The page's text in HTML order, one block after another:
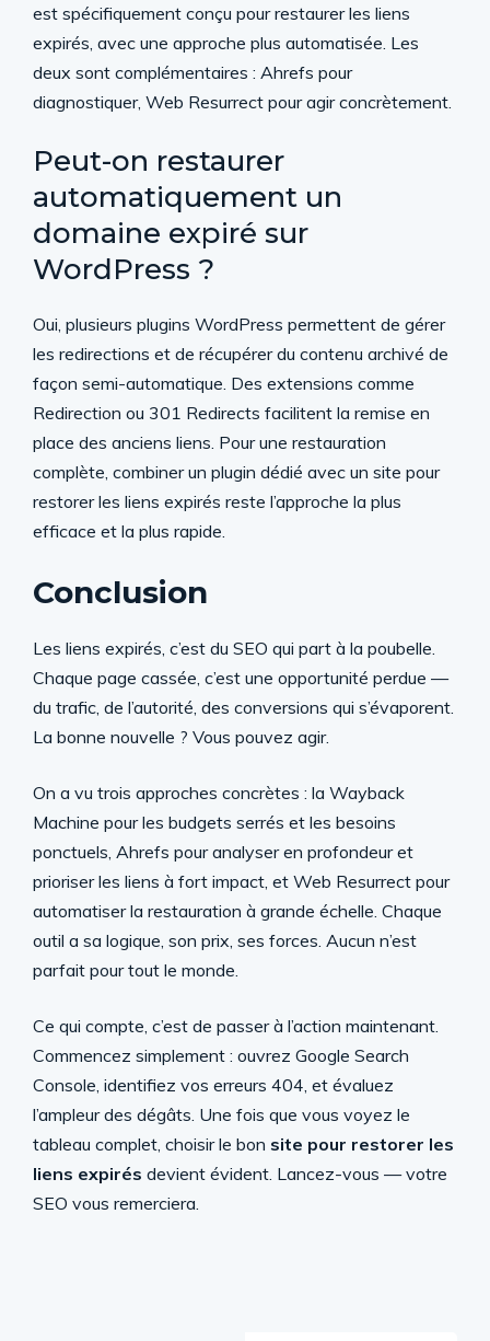
est spécifiquement conçu pour restaurer les liens
expirés, avec une approche plus automatisée. Les
deux sont complémentaires : Ahrefs pour
diagnostiquer, Web Resurrect pour agir concrètement.
Peut-on restaurer
automatiquement un
domaine expiré sur
WordPress ?
Oui, plusieurs plugins WordPress permettent de gérer
les redirections et de récupérer du contenu archivé de
façon semi-automatique. Des extensions comme
Redirection ou 301 Redirects facilitent la remise en
place des anciens liens. Pour une restauration
complète, combiner un plugin dédié avec un site pour
restorer les liens expirés reste l’approche la plus
efficace et la plus rapide.
Conclusion
Les liens expirés, c’est du SEO qui part à la poubelle.
Chaque page cassée, c’est une opportunité perdue —
du trafic, de l’autorité, des conversions qui s’évaporent.
La bonne nouvelle ? Vous pouvez agir.
On a vu trois approches concrètes : la Wayback
Machine pour les budgets serrés et les besoins
ponctuels, Ahrefs pour analyser en profondeur et
prioriser les liens à fort impact, et Web Resurrect pour
automatiser la restauration à grande échelle. Chaque
outil a sa logique, son prix, ses forces. Aucun n’est
parfait pour tout le monde.
Ce qui compte, c’est de passer à l’action maintenant.
Commencez simplement : ouvrez Google Search
Console, identifiez vos erreurs 404, et évaluez
l’ampleur des dégâts. Une fois que vous voyez le
tableau complet, choisir le bon site pour restorer les
liens expirés devient évident. Lancez-vous — votre
SEO vous remerciera.